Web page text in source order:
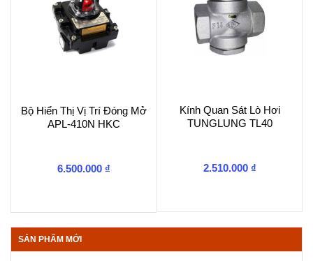
Bộ Hiển Thị Vị Trí Đóng Mở
APL-410N HKC
6.500.000 ₫
Kính Quan Sát Lò Hơi
TUNGLUNG TL40
2.510.000 ₫
SẢN PHẨM MỚI